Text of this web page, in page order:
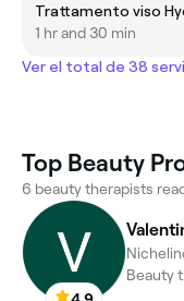
Trattamento viso
1 hr and 30 min
Ver el total de 38
Top Beauty
6 beauty therapists
Beauty